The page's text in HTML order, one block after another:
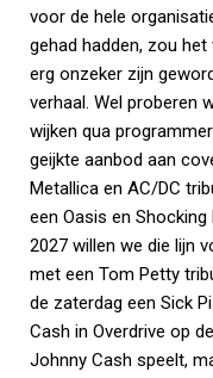
voor de hele
gehad hadden, zou
erg onzeker zijn
verhaal. Wel proberen
wijken qua
geijkte aanbod aan
Metallica en AC/DC
een Oasis en
2027 willen we die lijn
met een Tom Petty
de zaterdag een Sick
Cash in Overdrive op
Johnny Cash speelt,